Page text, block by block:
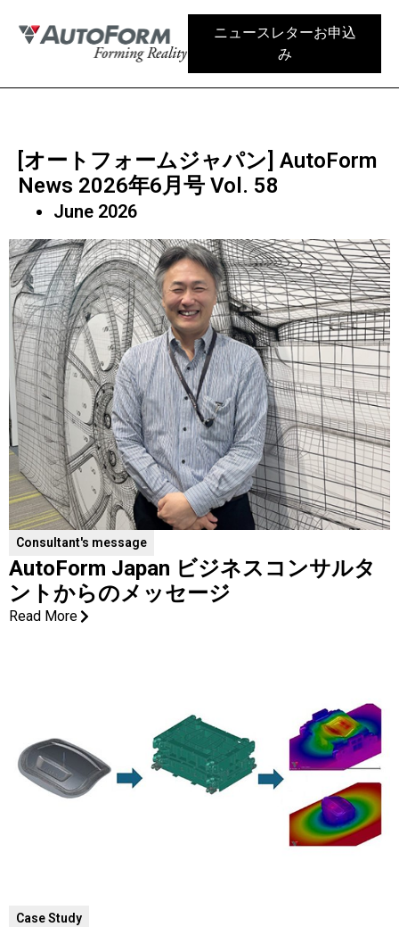
ニュースレターお申込
み
[オートフォームジャパン] AutoForm
News 2026年6月号 Vol. 58
June 2026
Consultant's message
AutoForm Japan ビジネスコンサルタ
ントからのメッセージ
Read More
Case Study